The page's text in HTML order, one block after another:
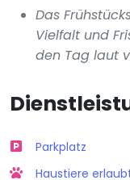
Das
Vielfalt und
den Tag laut
Parkplatz
Haustiere